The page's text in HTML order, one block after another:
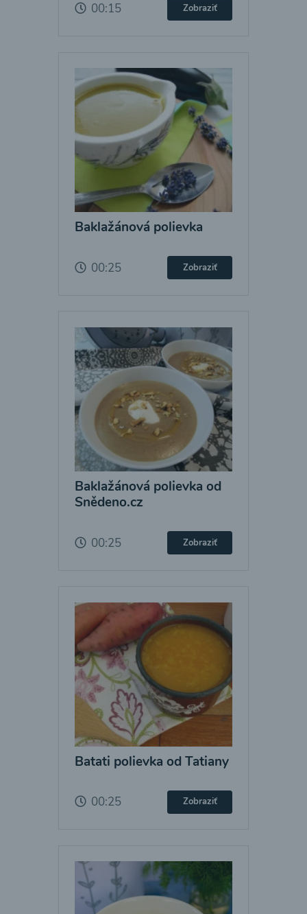
00:15 Zobraziť
Baklažánová polievka
00:25 Zobraziť
Baklažánová polievka od
Snědeno.cz
00:25 Zobraziť
Batati polievka od Tatiany
00:25 Zobraziť